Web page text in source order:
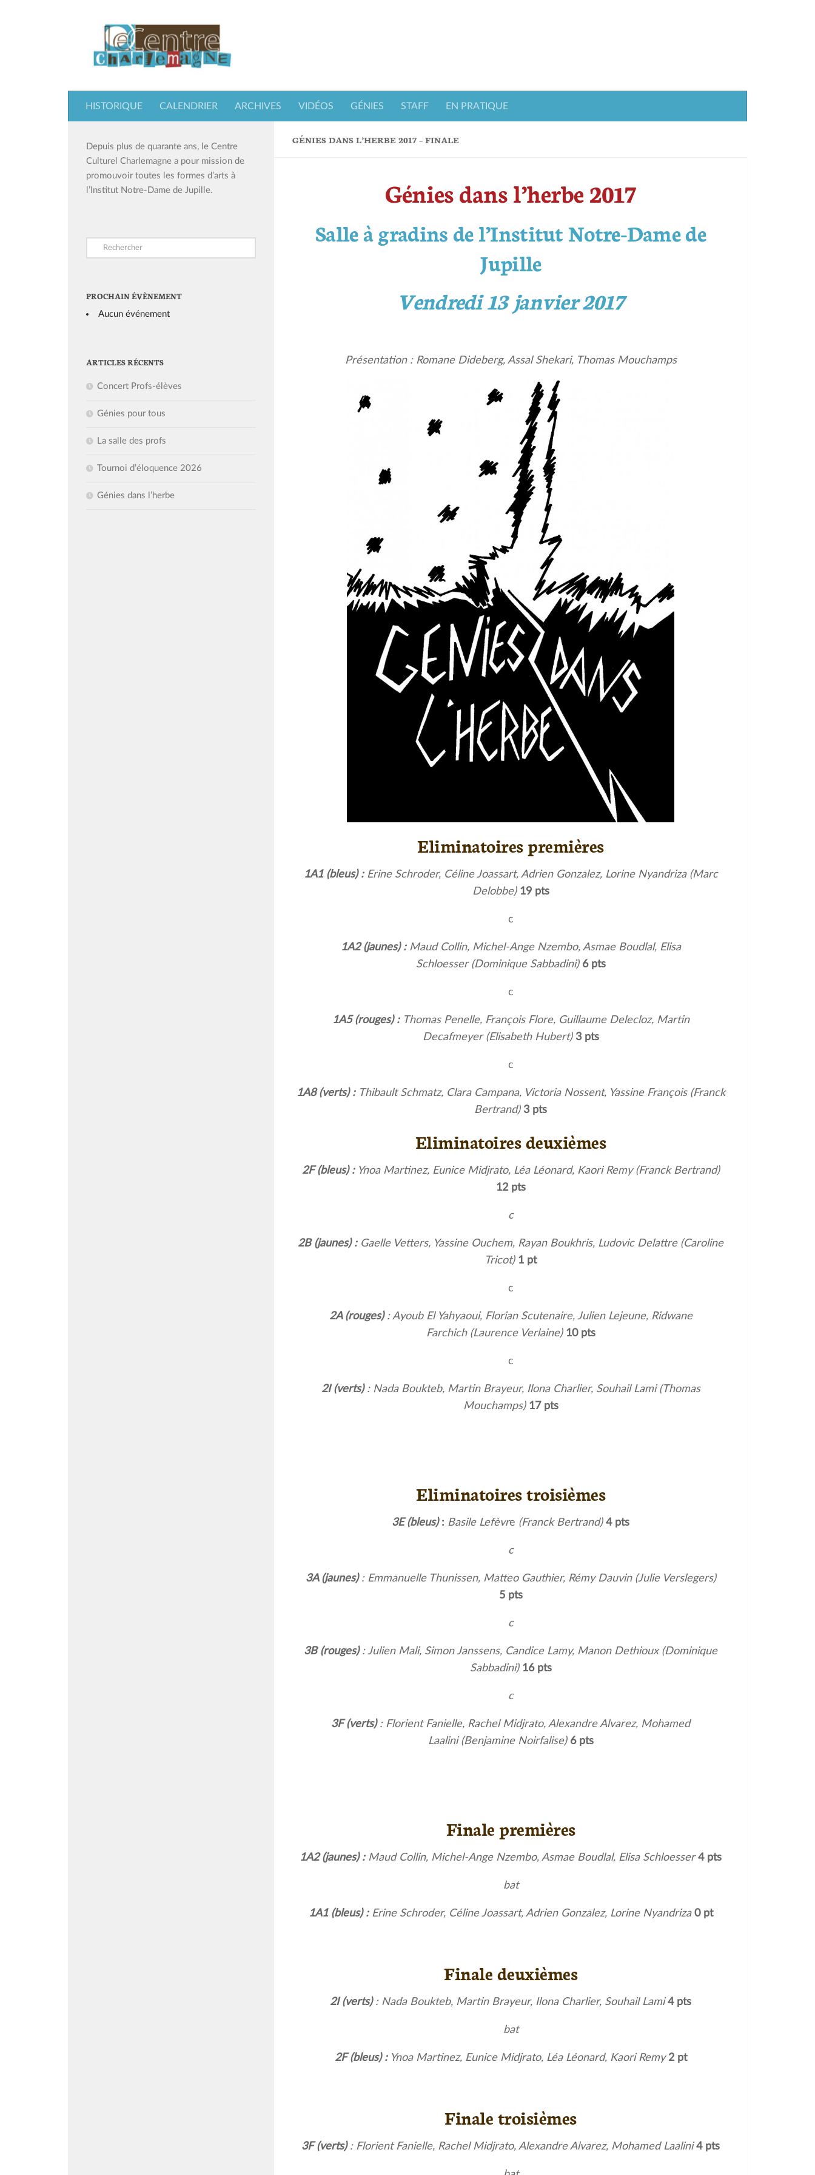
HISTORIQUE CALENDRIER ARCHIVES VIDÉOS GÉNIES STAFF EN PRATIQUE
GÉNIES DANS L’HERBE 2017 – FINALE
Génies dans l’herbe 2017
Salle à gradins de l’Institut Notre-Dame de
Jupille
Vendredi 13 janvier 2017
Présentation : Romane Dideberg, Assal Shekari, Thomas Mouchamps
Eliminatoires premières
1A1 (bleus) : Erine Schroder, Céline Joassart, Adrien Gonzalez, Lorine Nyandriza (Marc
Delobbe) 19 pts
c
1A2 (jaunes) : Maud Collin, Michel-Ange Nzembo, Asmae Boudlal, Elisa
Schloesser (Dominique Sabbadini) 6 pts
c
1A5 (rouges) : Thomas Penelle, François Flore, Guillaume Delecloz, Martin
Decafmeyer (Elisabeth Hubert) 3 pts
c
1A8 (verts) : Thibault Schmatz, Clara Campana, Victoria Nossent, Yassine François (Franck
Bertrand) 3 pts
Eliminatoires deuxièmes
2F (bleus) :Ynoa Martinez, Eunice Midjrato, Léa Léonard, Kaori Remy (Franck Bertrand)
12 pts
c
2B (jaunes) : Gaelle Vetters, Yassine Ouchem, Rayan Boukhris, Ludovic Delattre (Caroline
Tricot) 1 pt
c
2A(rouges): Ayoub El Yahyaoui, Florian Scutenaire, Julien Lejeune, Ridwane
Farchich (Laurence Verlaine) 10 pts
c
2I (verts): Nada Boukteb, Martin Brayeur, Ilona Charlier, Souhail Lami (Thomas
Mouchamps) 17 pts
Eliminatoires troisièmes
3E (bleus): Basile Lefèvre (Franck Bertrand) 4 pts
c
3A (jaunes): Emmanuelle Thunissen, Matteo Gauthier, Rémy Dauvin (Julie Verslegers)
5pts
c
3B (rouges): Julien Mali, Simon Janssens, Candice Lamy, Manon Dethioux (Dominique
Sabbadini) 16 pts
c
3F (verts): Florient Fanielle, Rachel Midjrato, Alexandre Alvarez, Mohamed
Laalini (Benjamine Noirfalise) 6pts
Finale premières
1A2 (jaunes) : Maud Collin, Michel-Ange Nzembo, Asmae Boudlal, Elisa Schloesser4pts
bat
1A1 (bleus) : Erine Schroder, Céline Joassart, Adrien Gonzalez, Lorine Nyandriza 0 pt
Finale deuxièmes
2I (verts): Nada Boukteb, Martin Brayeur, Ilona Charlier, Souhail Lami4 pts
bat
2F (bleus) :Ynoa Martinez, Eunice Midjrato, Léa Léonard, Kaori Remy 2 pt
Finale troisièmes
3F (verts): Florient Fanielle, Rachel Midjrato, Alexandre Alvarez, Mohamed Laalini4 pts
Depuis plus de quarante ans, le Centre
Culturel Charlemagne a pour mission de
promouvoir toutes les formes d’arts à
l’Institut Notre-Dame de Jupille.
PROCHAIN ÉVÈNEMENT
Aucun événement
ARTICLES RÉCENTS
Concert Profs-élèves
Génies pour tous
La salle des profs
Tournoi d’éloquence 2026
Génies dans l’herbe